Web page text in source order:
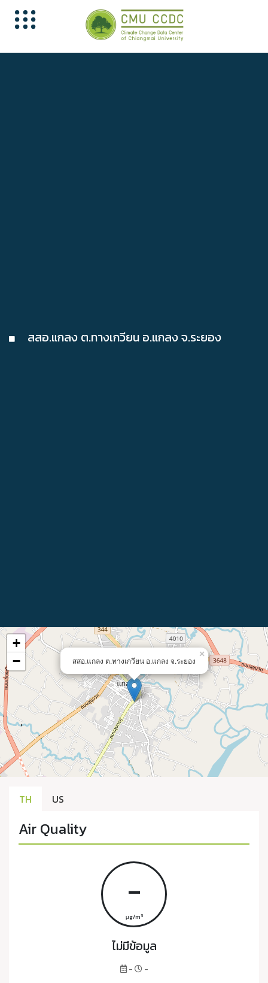
สสอ.แกลง ต.ทางเกวียน อ.แกลง จ.ระยอง
สสอ.แกลง ต.ทางเกวียน อ.แกลง จ.ระยอง
×
+
−
TH US
Air Quality
-
μg/m3
ไม่มีข้อมูล
- -